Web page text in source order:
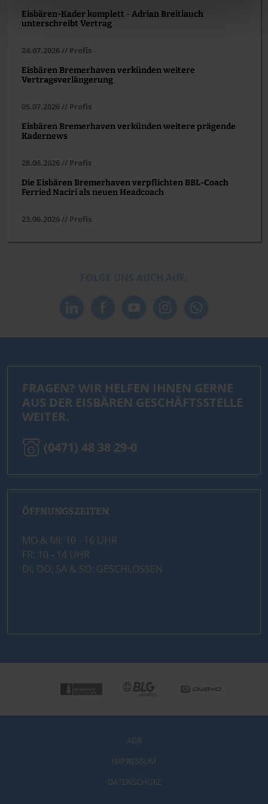
Eisbären-Kader komplett - Adrian Breitlauch
unterschreibt Vertrag
24.07.2026 // Profis
Eisbären Bremerhaven verkünden weitere
Vertragsverlängerung
05.07.2026 // Profis
Eisbären Bremerhaven verkünden weitere prägende
Kadernews
28.06.2026 // Profis
Die Eisbären Bremerhaven verpflichten BBL-Coach
Ferried Naciri als neuen Headcoach
23.06.2026 // Profis
FRAGEN? WIR HELFEN IHNEN GERNE
AUS DER EISBÄREN GESCHÄFTSSTELLE
WEITER.
(0471) 48 38 29-0
ÖFFNUNGSZEITEN
MO & MI: 10 - 16 UHR
FR: 10 - 14 UHR
DI, DO, SA & SO: GESCHLOSSEN
AGB
IMPRESSUM
DATENSCHUTZ